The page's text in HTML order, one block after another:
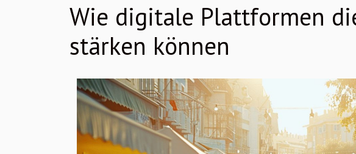
Wie digitale Plattformen
stärken können